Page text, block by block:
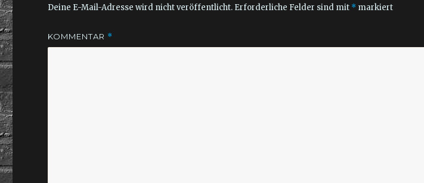
Deine E-Mail-Adresse wird nicht veröffentlicht. Erforderliche Felder sind mit * markiert
KOMMENTAR *